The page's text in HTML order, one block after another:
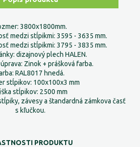
3800x1800mm.
medzi stĺpikmi: 3595 - 3635 mm.
medzi stĺpikmi: 3795 - 3835 mm.
dizajnový plech HALEN.
Zinok + prášková farba.
RAL8017 hnedá.
stĺpikov: 100x100x3 mm
stĺpikov: 2500 mm
závesy a štandardná zámkova časť
s kľučkou.
PRODUKTU